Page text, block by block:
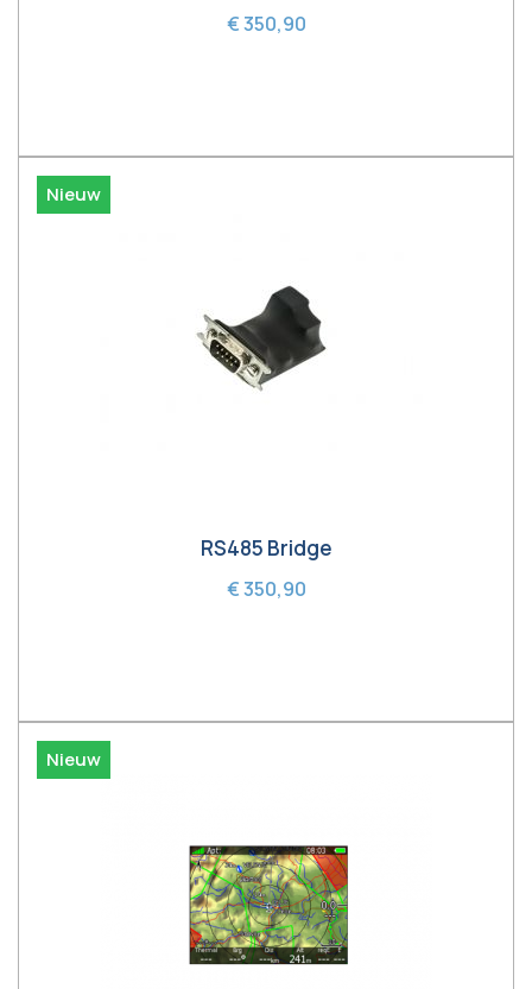
€ 350,90
Nieuw
RS485 Bridge
€ 350,90
Nieuw